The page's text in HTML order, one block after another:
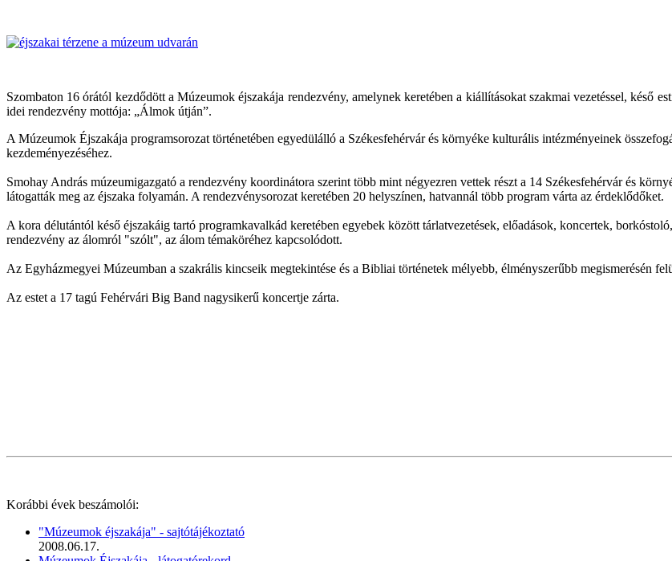
Szombaton 16 órától kezdődött a Múzeumok éjszakája rendezvény, amelynek keretében a kiállításokat szakmai vezetéssel, késő
idei rendezvény mottója: „Álmok útján”.
A Múzeumok Éjszakája programsorozat történetében egyedülálló a Székesfehérvár és környéke kulturális intézményeinek
kezdeményezéséhez.
Smohay András múzeumigazgató a rendezvény koordinátora szerint több mint négyezren vettek részt a 14 Székesfehérvár és
látogatták meg az éjszaka folyamán. A rendezvénysorozat keretében 20 helyszínen, hatvannál több program várta az érdeklődőket.
A kora délutántól késő éjszakáig tartó programkavalkád keretében egyebek között tárlatvezetések, előadások, koncertek,
rendezvény az álomról "szólt", az álom témaköréhez kapcsolódott.
Az Egyházmegyei Múzeumban a szakrális kincseik megtekintése és a Bibliai történetek mélyebb, élményszerűbb megismerésén
Az estet a 17 tagú Fehérvári Big Band nagysikerű koncertje zárta.
Korábbi évek beszámolói:
"Múzeumok éjszakája" - sajtótájékoztató
2008.06.17.